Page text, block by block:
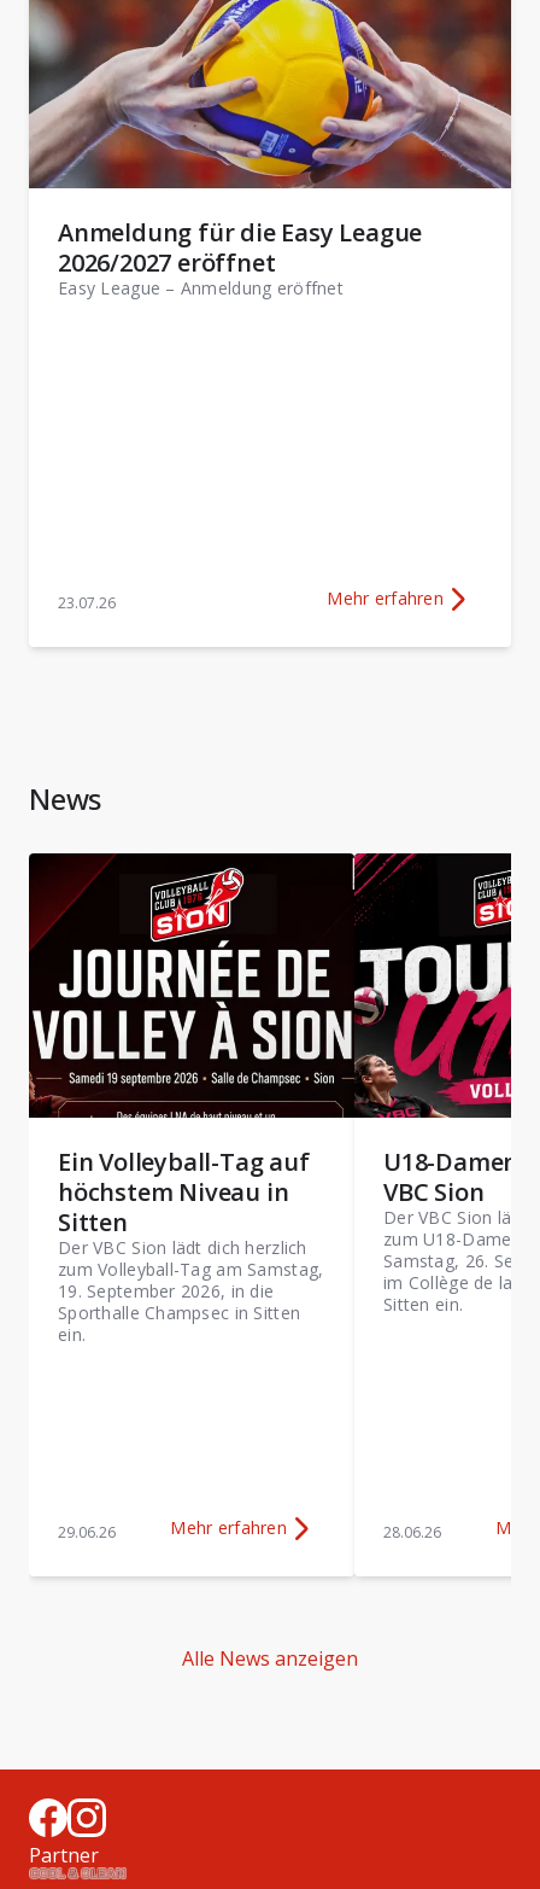
Anmeldung für die Easy League
2026/2027 eröffnet
Easy League – Anmeldung eröffnet
23.07.26
Mehr Erfahren über
Mehr erfahren
News
Ein Volleyball-Tag auf
höchstem Niveau in
Sitten
Der VBC Sion lädt dich herzlich
zum Volleyball-Tag am Samstag,
19. September 2026, in die
Sporthalle Champsec in Sitten
ein.
29.06.26
Mehr Erfahren über Ein Volleyball-Tag auf
Mehr erfahren
U18-
VBC Sion
Der VBC Sion lädt
zum U18-
Samstag, 26.
im Collège de la
Sitten ein.
28.06.26
Alle News anzeigen
Partner